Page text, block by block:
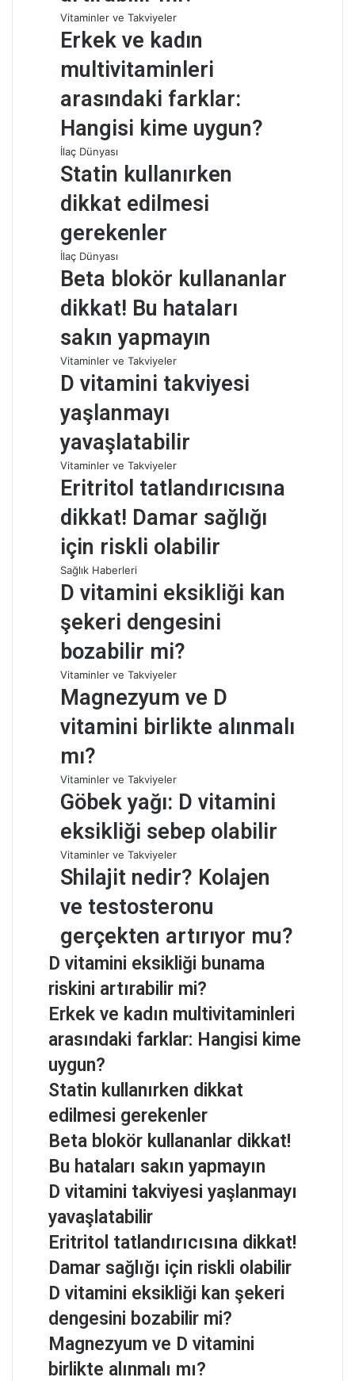
Vitaminler ve Takviyeler
Erkek ve kadın
multivitaminleri
arasındaki farklar:
Hangisi kime uygun?
İlaç Dünyası
Statin kullanırken
dikkat edilmesi
gerekenler
İlaç Dünyası
Beta blokör kullananlar
dikkat! Bu hataları
sakın yapmayın
Vitaminler ve Takviyeler
D vitamini takviyesi
yaşlanmayı
yavaşlatabilir
Vitaminler ve Takviyeler
Eritritol tatlandırıcısına
dikkat! Damar sağlığı
için riskli olabilir
Sağlık Haberleri
D vitamini eksikliği kan
şekeri dengesini
bozabilir mi?
Vitaminler ve Takviyeler
Magnezyum ve D
vitamini birlikte alınmalı
mı?
Vitaminler ve Takviyeler
Göbek yağı: D vitamini
eksikliği sebep olabilir
Vitaminler ve Takviyeler
Shilajit nedir? Kolajen
ve testosteronu
gerçekten artırıyor mu?
D vitamini eksikliği bunama
riskini artırabilir mi?
Erkek ve kadın multivitaminleri
arasındaki farklar: Hangisi kime
uygun?
Statin kullanırken dikkat
edilmesi gerekenler
Beta blokör kullananlar dikkat!
Bu hataları sakın yapmayın
D vitamini takviyesi yaşlanmayı
yavaşlatabilir
Eritritol tatlandırıcısına dikkat!
Damar sağlığı için riskli olabilir
D vitamini eksikliği kan şekeri
dengesini bozabilir mi?
Magnezyum ve D vitamini
birlikte alınmalı mı?